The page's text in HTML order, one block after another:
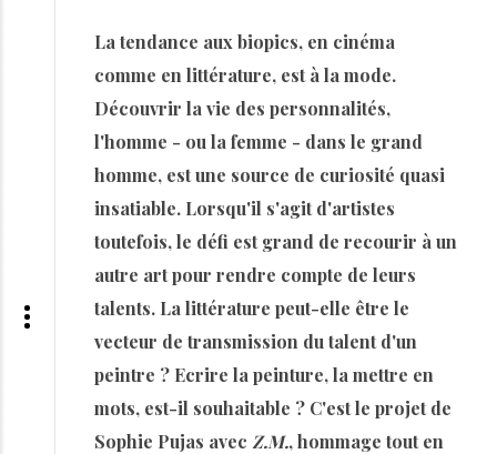
La tendance aux biopics, en cinéma
comme en littérature, est à la mode.
Découvrir la vie des personnalités,
l'homme - ou la femme - dans le grand
homme, est une source de curiosité quasi
insatiable. Lorsqu'il s'agit d'artistes
toutefois, le défi est grand de recourir à un
autre art pour rendre compte de leurs
talents. La littérature peut-elle être le
vecteur de transmission du talent d'un
peintre ? Ecrire la peinture, la mettre en
mots, est-il souhaitable ? C'est le projet de
Sophie Pujas avec Z.M., hommage tout en